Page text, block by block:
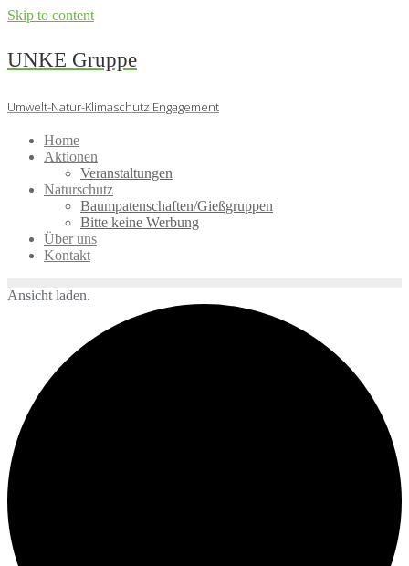
Skip to content
UNKE Gruppe
Umwelt-Natur-Klimaschutz Engagement
Home
Aktionen
Veranstaltungen
Naturschutz
Baumpatenschaften/Gießgruppen
Bitte keine Werbung
Über uns
Kontakt
Ansicht laden.